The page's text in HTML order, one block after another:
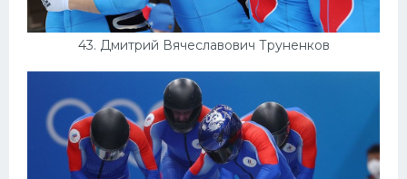
43. Дмитрий Вячеславович Труненков